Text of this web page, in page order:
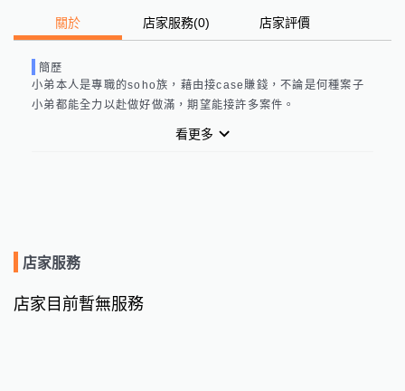
關於 店家服務(0) 店家評價
簡歷
小弟本人是專職的soho族，藉由接case賺錢，不論是何種案子
小弟都能全力以赴做好做滿，期望能接許多案件。
看更多
店家服務
店家目前暫無服務